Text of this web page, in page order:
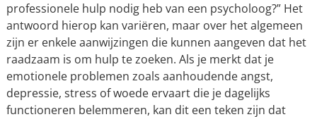
professionele hulp nodig heb van een psycholoog?” Het
antwoord hierop kan variëren, maar over het algemeen
zijn er enkele aanwijzingen die kunnen aangeven dat het
raadzaam is om hulp te zoeken. Als je merkt dat je
emotionele problemen zoals aanhoudende angst,
depressie, stress of woede ervaart die je dagelijks
functioneren belemmeren, kan dit een teken zijn dat